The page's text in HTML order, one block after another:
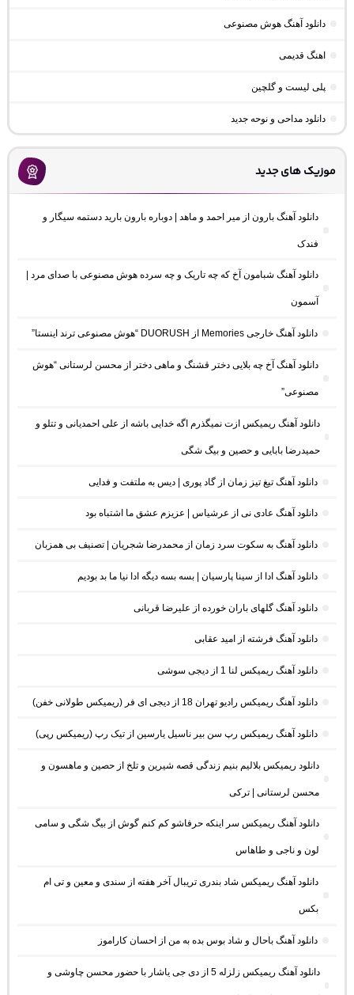
دانلود آهنگ هوش مصنوعی
اهنگ قدیمی
پلی لیست و گلچین
دانلود مداحی و نوحه جدید
موزیک های جدید
دانلود آهنگ بارون از میر احمد و ماهد | دوباره بارون بارید دستمه سیگار و
فندک
دانلود آهنگ شبامون آخ که چه تاریک و چه سرده هوش مصنوعی با صدای مرد |
آسمون
دانلود آهنگ خارجی Memories از DUORUSH “هوش مصنوعی ترند اینستا”
دانلود آهنگ آخ چه بلایی دختر قشنگ و ماهی دختر از محسن لرستانی “هوش
مصنوعی”
دانلود آهنگ ریمیکس ازت نمیگذرم اگه خدایی باشه از علی احمدیانی و تتلو و
حمیدرضا بابایی و حصین و بیگ شگی
دانلود آهنگ تیغ تیز زمان از گاد پوری | دیس به ملتفت و فدایی
دانلود آهنگ عادی نی از عرشیاس | عزیزم عشق ما اشتباه بود
دانلود آهنگ به سکوت سرد زمان از محمدرضا شجریان | تصنیف بی همزبان
دانلود آهنگ ادا از سینا پارسیان | بسه بسه دیگه ادا نیا ما بد بودیم
دانلود آهنگ گلهای باران خورده از علیرضا قربانی
دانلود آهنگ فرشته از امید عقابی
دانلود آهنگ ریمیکس لنا 1 از دیجی سوشی
دانلود آهنگ ریمیکس رادیو تهران 18 از دیجی ای فر (ریمیکس طولانی خفن)
دانلود آهنگ ریمیکس رپ سن بیر ناسیل یارسین از تیک رپ (ریمیکس رپی)
دانلود ریمیکس بلالیم بنیم زندگی قصه شیرین و تلخ از حصین و ماهسون و
محسن لرستانی | ترکی
دانلود آهنگ ریمیکس سر اینکه حرفاشو کم کنم گوش از بیگ شگی و سامی
لون و ناجی و طاهاس
دانلود آهنگ ریمیکس شاد بندری تریبال آخر هفته از سندی و معین و تی ام
بکس
دانلود آهنگ باحال و شاد بوس بده به من از احسان کاراموز
دانلود آهنگ ریمیکس زلزله 5 از دی جی یاشار با حضور محسن چاوشی و